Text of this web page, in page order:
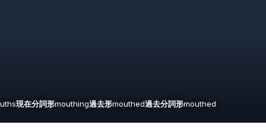
現在分詞形mouthing過去形mouthed過去分詞形mouthed